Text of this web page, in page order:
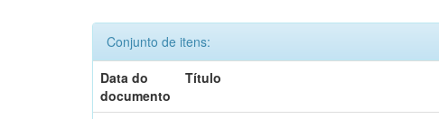
Conjunto de itens:
Data do
documento
Título